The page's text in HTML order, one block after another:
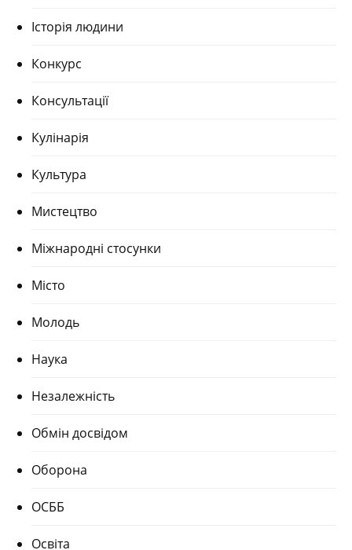
Історія людини
Конкурс
Консультації
Кулінарія
Культура
Мистецтво
Міжнародні стосунки
Місто
Молодь
Наука
Незалежність
Обмін досвідом
Оборона
ОСББ
Освіта